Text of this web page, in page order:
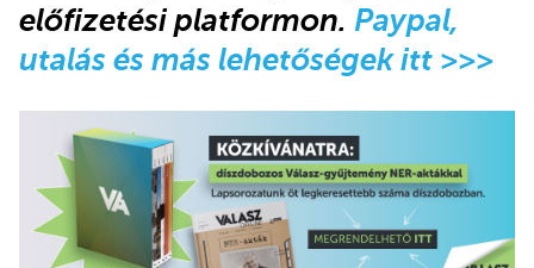
előfizetési platformon. Paypal,
utalás és más lehetőségek itt >>>